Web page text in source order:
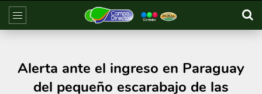
Alerta ante el ingreso en Paraguay
del pequeño escarabajo de las